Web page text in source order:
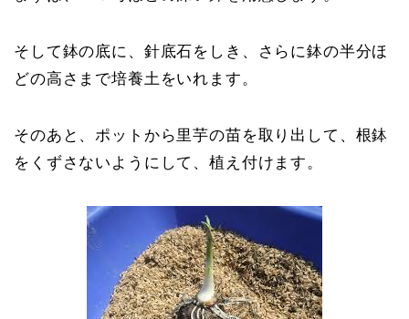
そして鉢の底に、針底石をしき、さらに鉢の半分ほ
どの高さまで培養土をいれます。
そのあと、ポットから里芋の苗を取り出して、根鉢
をくずさないようにして、植え付けます。